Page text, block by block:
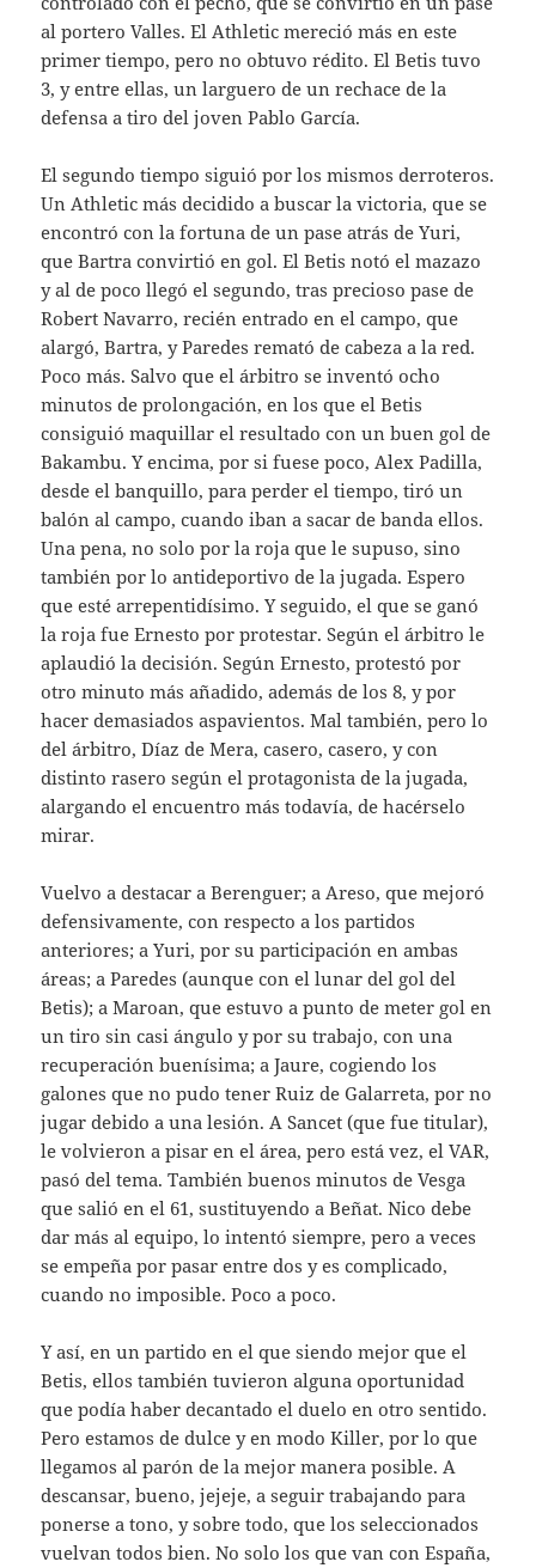
al portero Valles. El Athletic mereció más en este
primer tiempo, pero no obtuvo rédito. El Betis tuvo
3, y entre ellas, un larguero de un rechace de la
defensa a tiro del joven Pablo García.
El segundo tiempo siguió por los mismos derroteros.
Un Athletic más decidido a buscar la victoria, que se
encontró con la fortuna de un pase atrás de Yuri,
que Bartra convirtió en gol. El Betis notó el mazazo
y al de poco llegó el segundo, tras precioso pase de
Robert Navarro, recién entrado en el campo, que
alargó, Bartra, y Paredes remató de cabeza a la red.
Poco más. Salvo que el árbitro se inventó ocho
minutos de prolongación, en los que el Betis
consiguió maquillar el resultado con un buen gol de
Bakambu. Y encima, por si fuese poco, Alex Padilla,
desde el banquillo, para perder el tiempo, tiró un
balón al campo, cuando iban a sacar de banda ellos.
Una pena, no solo por la roja que le supuso, sino
también por lo antideportivo de la jugada. Espero
que esté arrepentidísimo. Y seguido, el que se ganó
la roja fue Ernesto por protestar. Según el árbitro le
aplaudió la decisión. Según Ernesto, protestó por
otro minuto más añadido, además de los 8, y por
hacer demasiados aspavientos. Mal también, pero lo
del árbitro, Díaz de Mera, casero, casero, y con
distinto rasero según el protagonista de la jugada,
alargando el encuentro más todavía, de hacérselo
mirar.
Vuelvo a destacar a Berenguer; a Areso, que mejoró
defensivamente, con respecto a los partidos
anteriores; a Yuri, por su participación en ambas
áreas; a Paredes (aunque con el lunar del gol del
Betis); a Maroan, que estuvo a punto de meter gol en
un tiro sin casi ángulo y por su trabajo, con una
recuperación buenísima; a Jaure, cogiendo los
galones que no pudo tener Ruiz de Galarreta, por no
jugar debido a una lesión. A Sancet (que fue titular),
le volvieron a pisar en el área, pero está vez, el VAR,
pasó del tema. También buenos minutos de Vesga
que salió en el 61, sustituyendo a Beñat. Nico debe
dar más al equipo, lo intentó siempre, pero a veces
se empeña por pasar entre dos y es complicado,
cuando no imposible. Poco a poco.
Y así, en un partido en el que siendo mejor que el
Betis, ellos también tuvieron alguna oportunidad
que podía haber decantado el duelo en otro sentido.
Pero estamos de dulce y en modo Killer, por lo que
llegamos al parón de la mejor manera posible. A
descansar, bueno, jejeje, a seguir trabajando para
ponerse a tono, y sobre todo, que los seleccionados
vuelvan todos bien. No solo los que van con España,